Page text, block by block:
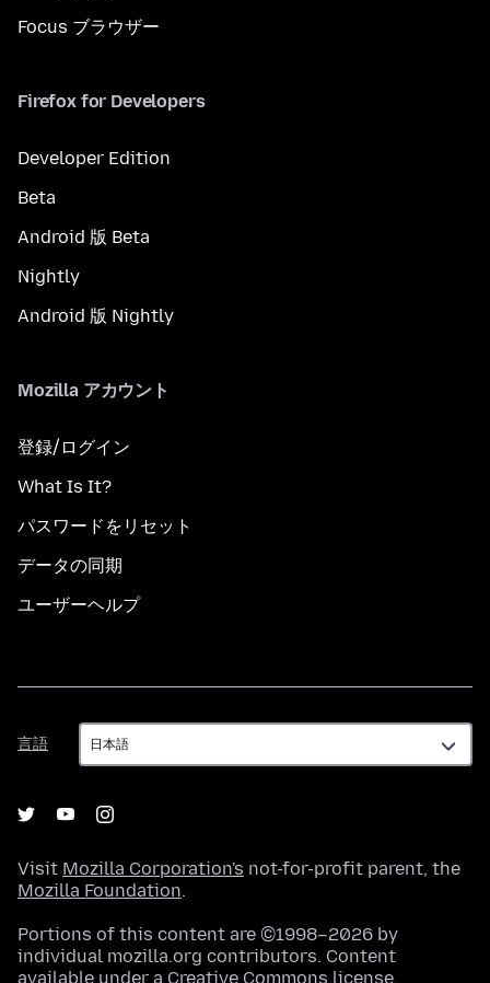
Focus ブラウザー
Firefox for Developers
Developer Edition
Beta
Android 版 Beta
Nightly
Android 版 Nightly
Mozilla アカウント
登録/ログイン
What Is It?
パスワードをリセット
データの同期
ユーザーヘルプ
言語
言
語
Visit Mozilla Corporation's not-for-profit parent, the
Mozilla Foundation.
Portions of this content are ©1998–2026 by
individual mozilla.org contributors. Content
available under a Creative Commons license.